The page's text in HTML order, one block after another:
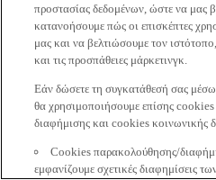
προστασίας δεδομένων, ώστε να μας
κατανοήσουμε πώς οι επισκέπτες
μας και να βελτιώσουμε τον
και τις προσπάθειες μάρκετινγκ.
Εάν δώσετε τη συγκατάθεσή σας
θα χρησιμοποιήσουμε επίσης
διαφήμισης και cookies κοινωνικής
Cookies παρακολούθησης/
εμφανίζουμε σχετικές διαφημίσεις